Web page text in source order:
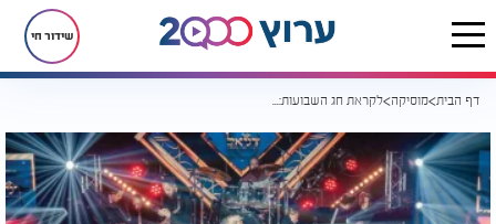
שידור חי
דף הבית מוסיקה לקראת חג השבועות: אלי הרצליך בקליפ לייב חדש "מחרוזת סיום הש"ס"